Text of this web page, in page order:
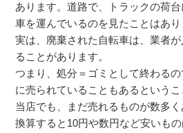
あります。道路で、トラックの荷
車を運んでいるのを見たことはあり
実は、廃棄された自転車は、業者
ることがあります。
つまり、処分＝ゴミとして終わる
に売られていることもあるというこ
当店でも、まだ売れるものが数多
換算すると10円や数円など安いも